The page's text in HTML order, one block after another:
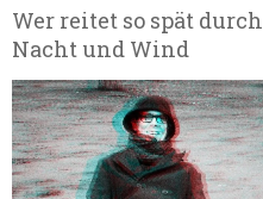
Wer reitet so spät durch
Nacht und Wind